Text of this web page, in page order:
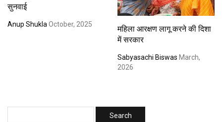
सुनवाई
Anup ShuklaOctober, 2025
महिला आरक्षण लागू करने की दिशा
में सरकार
Sabyasachi Biswas March,
2026